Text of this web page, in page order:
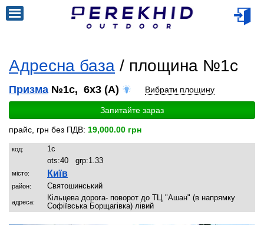
Адресна база / площина №1c
Призма №1c, 6x3 (A) Вибрати площину
Запитайте зараз
прайс, грн без ПДВ: 19,000.00 грн
код:
1c
ots:40 grp:1.33
місто: Київ
район: Святошинський
адреса:
Кільцева дорога- поворот до ТЦ "Ашан" (в напрямку
Софіївська Борщагівка) лівий